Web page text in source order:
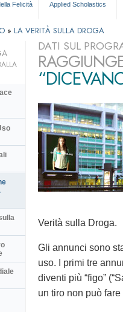
Felicità Applied Scholastics
» LA VERITÀ SULLA DROGA
DATI SUL
Verità sulla Droga.
Gli annunci sono
uso. I primi tre
diventi più “figo”
un tiro non può fare